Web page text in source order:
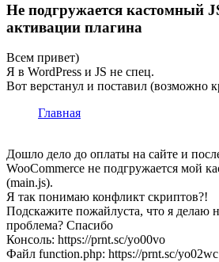
Не подгружается кастомный
активации плагина
Всем привет)
Я в WordPress и JS не спец.
Вот верстанул и поставил (возможно
Главная
Дошло дело до оплаты на сайте и
WooCommerce не подгружается мой
(main.js).
Я так понимаю конфликт скриптов?!
Подскажите пожайлуста, что я делаю
проблема? Спасибо
Консоль: https://prnt.sc/yo00vo
Файл function.php: https://prnt.sc/yo02wc